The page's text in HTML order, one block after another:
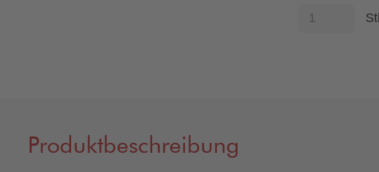
Produktbeschreibung